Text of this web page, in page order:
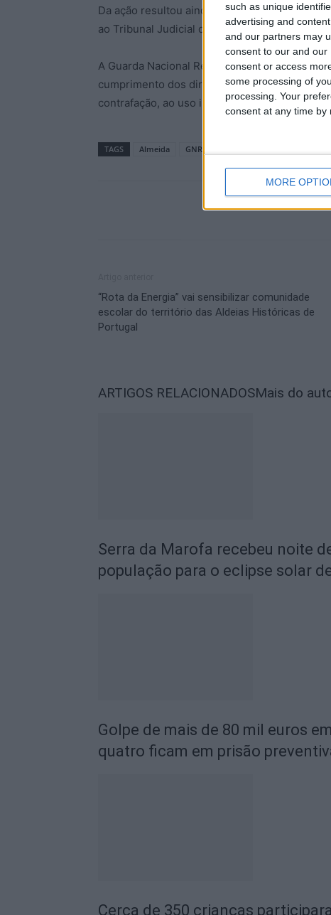
such as unique
advertising and
and our partners may
consent to our and our
consent or access
some processing of
processing. Your
consent at any time by
MORE
Da ação resultou ainda a identificação de
ao Tribunal Judicial de Almeida.
A Guarda Nacional Republicana relembra
cumprimento dos direitos de propriedade
contrafação, ao uso ilegal de marca e à
TAGS Almeida GNR
“Rota da Energia” vai sensibilizar comunidade
escolar do território das Aldeias Históricas de
Portugal
ARTIGOS RELACIONADOSMais do
Serra da Marofa recebeu noite
população para o eclipse solar
Golpe de mais de 80 mil euros
quatro ficam em prisão
Cerca de 350 crianças